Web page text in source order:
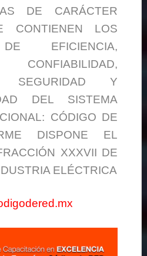
DE CARÁCTER
CONTIENEN LOS
EFICIENCIA,
SEGURIDAD Y
DEL SISTEMA
CÓDIGO DE
DISPONE EL
XXXVII DE
ELÉCTRICA